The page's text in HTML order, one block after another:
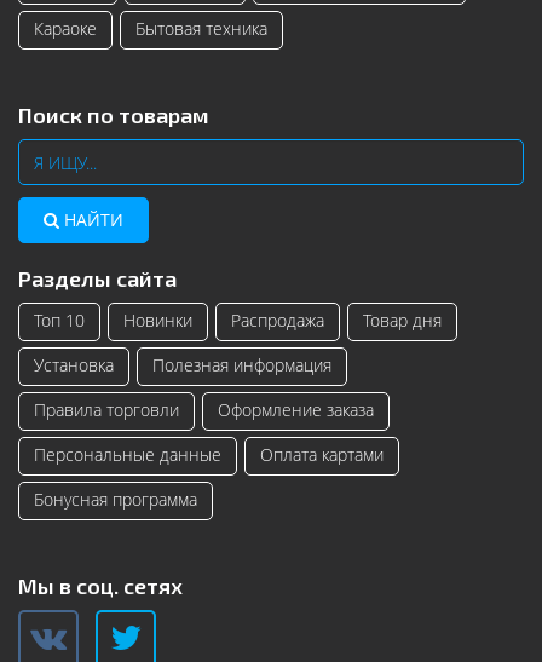
Караоке
Бытовая техника
Поиск по товарам
НАЙТИ
Разделы сайта
Топ 10 Новинки Распродажа
Товар дня
Установка
Полезная информация
Правила торговли
Оформление заказа
Персональные данные
Оплата картами
Бонусная программа
Мы в соц. сетях